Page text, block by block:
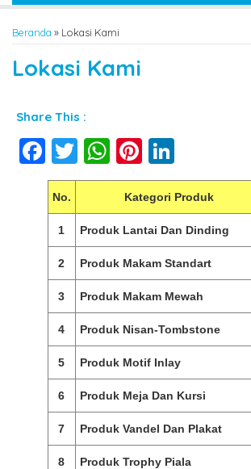
Beranda » Lokasi Kami
Lokasi Kami
Share This :
Facebook
Twitter
WhatsApp
Pinterest
No. Kategori Produk
1 Produk Lantai Dan Dinding
2 Produk Makam Standart
3 Produk Makam Mewah
4 Produk Nisan-Tombstone
5 Produk Motif Inlay
6 Produk Meja Dan Kursi
7 Produk Vandel Dan Plakat
8 Produk Trophy Piala